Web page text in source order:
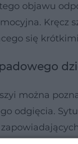
objawu
Kręcz
się
można
odgięcia.